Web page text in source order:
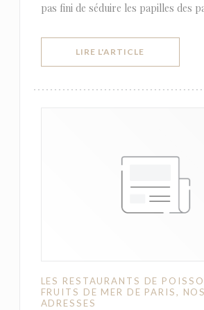
pas fini de séduire les papilles des
LIRE L'ARTICLE
LES RESTAURANTS DE
FRUITS DE MER DE PARIS,
ADRESSES